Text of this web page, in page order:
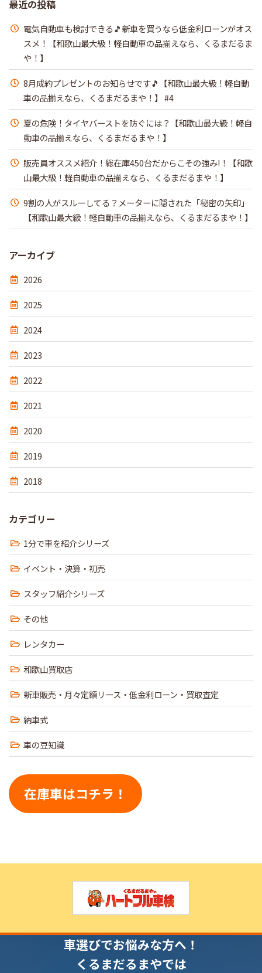
最近の投稿
電気自動車も検討できる🎵新車を買うなら低金利ローンがオス
スメ！【和歌山最大級！軽自動車の品揃えなら、くるまだるま
や！】
8月成約プレゼントのお知らせです🎵【和歌山最大級！軽自動
車の品揃えなら、くるまだるまや！】 #4
夏の危険！タイヤバーストを防ぐには？【和歌山最大級！軽自
動車の品揃えなら、くるまだるまや！】
販売員オススメ紹介！総在庫450台だからこその強み!！【和歌
山最大級！軽自動車の品揃えなら、くるまだるまや！】
9割の人がスルーしてる？メーターに隠された「秘密の矢印」
【和歌山最大級！軽自動車の品揃えなら、くるまだるまや！】
アーカイブ
2026
2025
2024
2023
2022
2021
2020
2019
2018
カテゴリー
1分で車を紹介シリーズ
イベント・決算・初売
スタッフ紹介シリーズ
その他
レンタカー
和歌山買取店
新車販売・月々定額リース・低金利ローン・買取査定
納車式
車の豆知識
在庫車はコチラ！
車選びでお悩みな方へ！
くるまだるまやでは